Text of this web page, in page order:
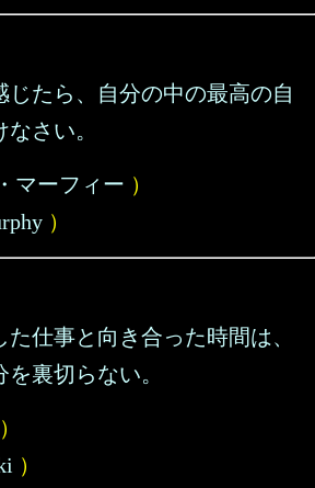
じたら、自分の中の最高の自
さい。
マーフィー ）
）
仕事と向き合った時間は、
裏切らない。
）
）